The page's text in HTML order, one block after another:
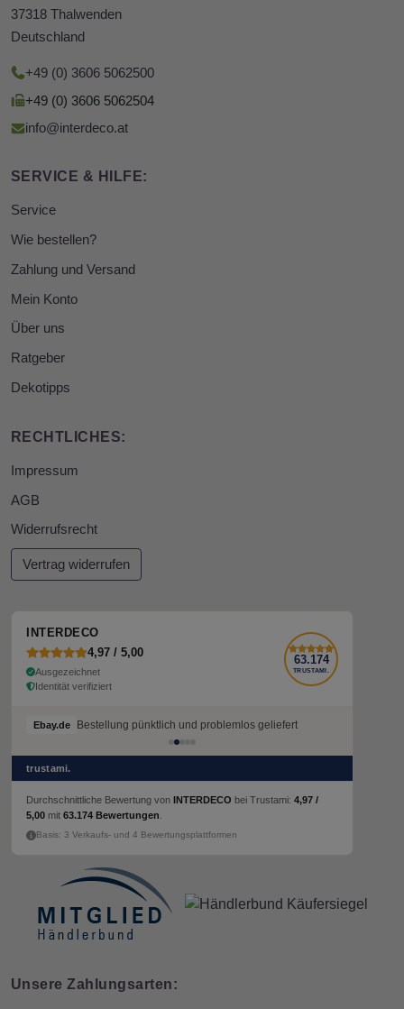
37318 Thalwenden
Deutschland
+49 (0) 3606 5062500
+49 (0) 3606 5062504
info@interdeco.at
SERVICE & HILFE:
Service
Wie bestellen?
Zahlung und Versand
Mein Konto
Über uns
Ratgeber
Dekotipps
RECHTLICHES:
Impressum
AGB
Widerrufsrecht
Vertrag widerrufen
INTERDECO
4,97 / 5,00
Ausgezeichnet
Identität verifiziert
63.174
TRUSTAMI.
Ebay.de Bestellung pünktlich und problemlos geliefert
trustami.
Durchschnittliche Bewertung von INTERDECO bei Trustami: 4,97 /
5,00 mit 63.174 Bewertungen
Basis: 3 Verkaufs- und 4 Bewertungsplattformen
Unsere Zahlungsarten: